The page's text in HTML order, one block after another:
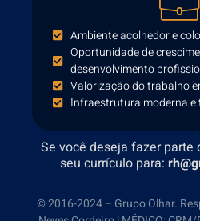
Ambiente acolhedor e
Oportunidade de
desenvolvimento
Valorização do trabalho
Infraestrutura moderna e
Se você deseja fazer parte
seu currículo para:
© 2016-2024 – Grupo Olhar.